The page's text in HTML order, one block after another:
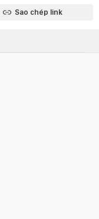
Sao chép link